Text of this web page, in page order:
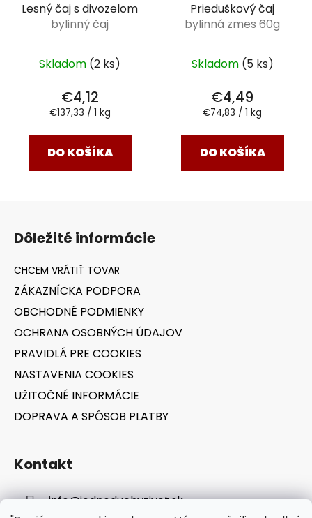
Lesný čaj s divozelom
bylinný čaj
Skladom (2 ks)
€4,12
Jednotková
€137,33 / 1 kg
DO KOŠÍKA
Prieduškový čaj
bylinná zmes 60g
Skladom (5 ks)
€4,49
Jednotková
€74,83 / 1 kg
DO KOŠÍKA
Dôležité informácie
ZÁKAZNÍCKA PODPORA
OBCHODNÉ PODMIENKY
OCHRANA OSOBNÝCH ÚDAJOV
PRAVIDLÁ PRE COOKIES
NASTAVENIA COOKIES
UŽITOČNÉ INFORMÁCIE
DOPRAVA A SPÔSOB PLATBY
Kontakt
info@jednoduchyzivot.sk